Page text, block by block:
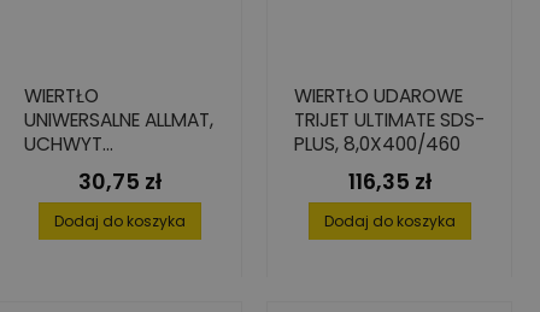
WIERTŁO
UNIWERSALNE ALLMAT,
UCHWYT
CYLINDRYCZNY,
6,0X110/150
Cena
30,75 zł
Dodaj do koszyka
WIERTŁO UDAROWE
TRIJET ULTIMATE SDS-
PLUS, 8,0X400/460
Cena
116,35 zł
Dodaj do koszyka